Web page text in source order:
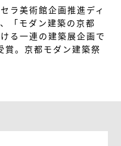
ラ美術館企画推進ディ
「モダン建築の京都
る一連の建築展企画で
。京都モダン建築祭